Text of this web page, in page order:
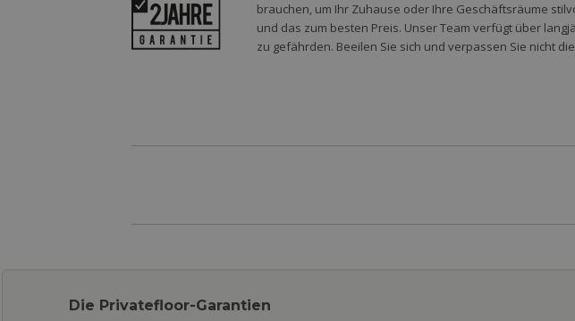
brauchen, um Ihr Zuhause oder Ihre Geschäftsräume
und das zum besten Preis. Unser Team verfügt über
zu gefährden. Beeilen Sie sich und verpassen Sie nicht
Die Privatefloor-Garantien